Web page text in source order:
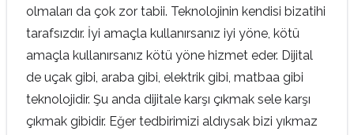
olmaları da çok zor tabii. Teknolojinin kendisi bizatihi
tarafsızdır. İyi amaçla kullanırsanız iyi yöne, kötü
amaçla kullanırsanız kötü yöne hizmet eder. Dijital
de uçak gibi, araba gibi, elektrik gibi, matbaa gibi
teknolojidir. Şu anda dijitale karşı çıkmak sele karşı
çıkmak gibidir. Eğer tedbirimizi aldıysak bizi yıkmaz